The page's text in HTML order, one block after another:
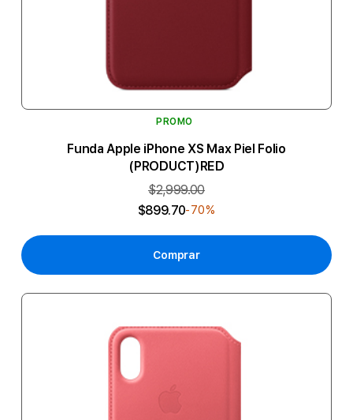
PROMO
Funda Apple iPhone XS Max Piel Folio
(PRODUCT)RED
$2,999.00
$899.70-70%
Comprar